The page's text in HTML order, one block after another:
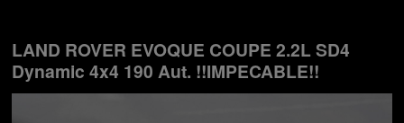
LAND ROVER EVOQUE COUPE 2.2L SD4
Dynamic 4x4 190 Aut. !!IMPECABLE!!